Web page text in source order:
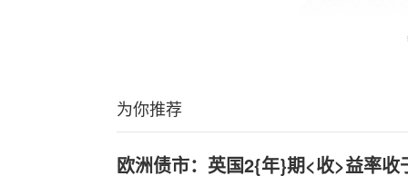
为你推荐
欧洲债市：英国2{年}期<收>益率收